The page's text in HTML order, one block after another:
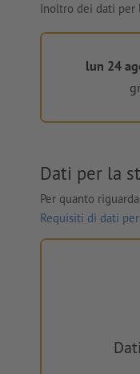
Inoltro dei dati per
lun 24
Dati per la
Per quanto
Requisiti di dati